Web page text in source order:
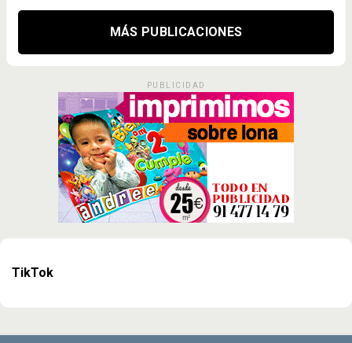
MÁS PUBLICACIONES
PUBLICIDAD
TikTok